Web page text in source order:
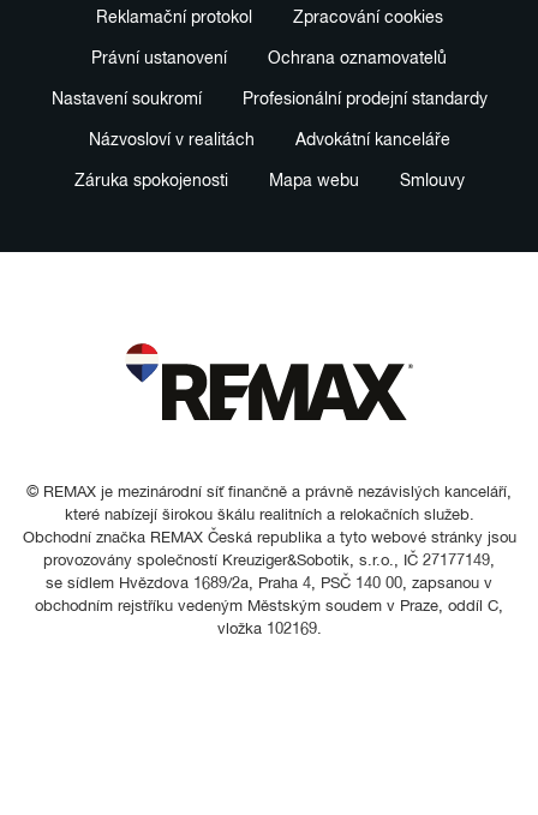
Reklamační protokol Zpracování cookies
Právní ustanovení Ochrana oznamovatelů
Nastavení soukromí Profesionální prodejní standardy
Názvosloví v realitách Advokátní kanceláře
Záruka spokojenosti Mapa webu Smlouvy
© REMAX je mezinárodní síť finančně a právně nezávislých kanceláří,
které nabízejí širokou škálu realitních a relokačních služeb.
Obchodní značka REMAX Česká republika a tyto webové stránky jsou
provozovány společností Kreuziger&Sobotik, s.r.o., IČ 27177149,
se sídlem Hvězdova 1689/2a, Praha 4, PSČ 140 00, zapsanou v
obchodním rejstříku vedeným Městským soudem v Praze, oddíl C,
vložka 102169.